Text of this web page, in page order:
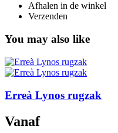
Afhalen in de winkel
Verzenden
You may also like
Erreà Lynos rugzak
Vanaf